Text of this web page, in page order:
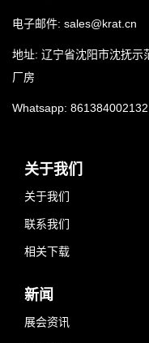
电子邮件: sales@krat.cn
地址: 辽宁省沈阳市沈抚示
厂房
Whatsapp:
关于我们
关于我们
联系我们
相关下载
新闻
展会资讯